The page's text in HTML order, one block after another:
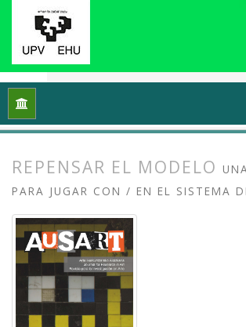
Inicio Vol. 6 Núm. 2 (2018):
REPENSAR EL MODELO
PARA JUGAR CON / EN EL SISTEMA